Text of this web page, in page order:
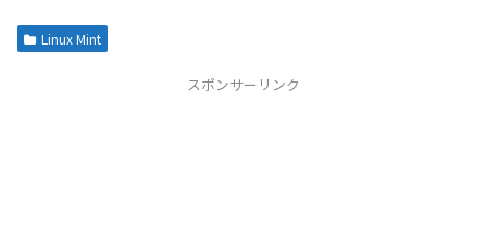
Linux Mint
スポンサーリンク